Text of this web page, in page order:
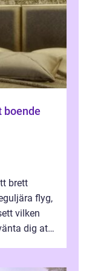
brett
flyg,
vilken
dig att